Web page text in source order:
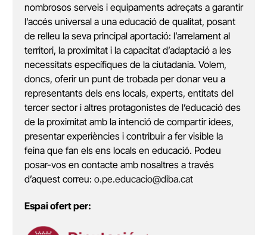
nombrosos serveis i equipaments adreçats a garantir
l’accés universal a una educació de qualitat, posant
de relleu la seva principal aportació: l’arrelament al
territori, la proximitat i la capacitat d’adaptació a les
necessitats específiques de la ciutadania. Volem,
doncs, oferir un punt de trobada per donar veu a
representants dels ens locals, experts, entitats del
tercer sector i altres protagonistes de l’educació des
de la proximitat amb la intenció de compartir idees,
presentar experiències i contribuir a fer visible la
feina que fan els ens locals en educació. Podeu
posar-vos en contacte amb nosaltres a través
d’aquest correu: o.pe.educacio@diba.cat
Espai ofert per: